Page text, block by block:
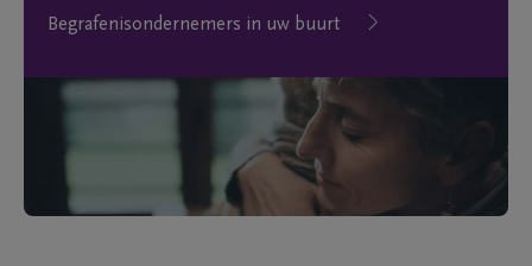
Begrafenisondernemers in uw buurt